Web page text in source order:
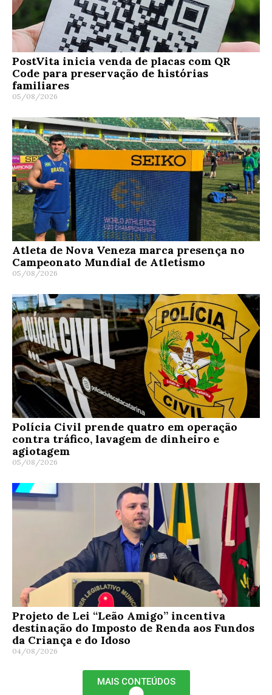
PostVita inicia venda de placas com QR
Code para preservação de histórias
familiares
05/08/2026
Atleta de Nova Veneza marca presença no
Campeonato Mundial de Atletismo
05/08/2026
Polícia Civil prende quatro em operação
contra tráfico, lavagem de dinheiro e
agiotagem
05/08/2026
Projeto de Lei “Leão Amigo” incentiva
destinação do Imposto de Renda aos Fundos
da Criança e do Idoso
04/08/2026
MAIS CONTEÚDOS